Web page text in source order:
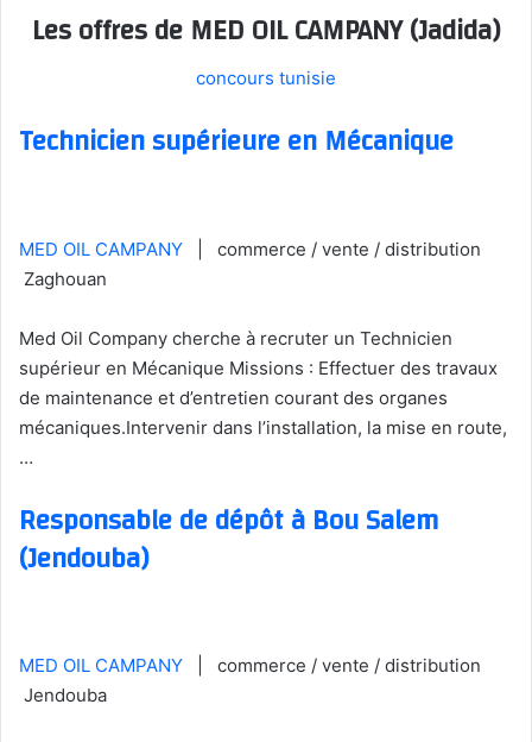
Les offres de MED OIL CAMPANY (Jadida)
concours tunisie
Technicien supérieure en Mécanique
MED OIL CAMPANY
| commerce / vente / distribution
Zaghouan
Med Oil Company cherche à recruter un Technicien
supérieur en Mécanique Missions : Effectuer des travaux
de maintenance et d’entretien courant des organes
mécaniques.Intervenir dans l’installation, la mise en route,
…
Responsable de dépôt à Bou Salem
(Jendouba)
MED OIL CAMPANY
| commerce / vente / distribution
Jendouba